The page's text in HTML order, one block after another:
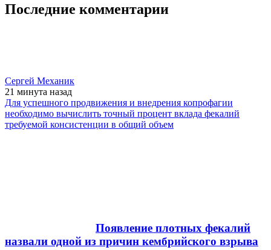
Последние комментарии
Сергей Механик
21 минута назад
Для успешного продвижения и внедрения копрофагии
необходимо вычислить точный процент вклада фекалий
требуемой консистенции в общий объем
Появление плотных фекалий
назвали одной из причин кембрийского взрыва